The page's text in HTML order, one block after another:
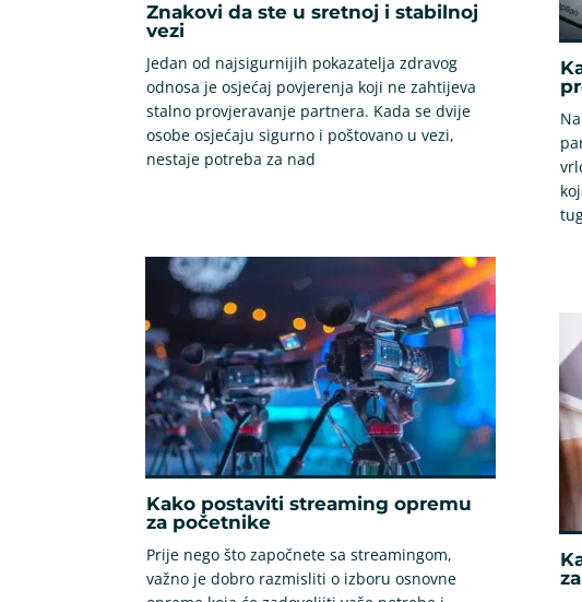
Znakovi da ste u sretnoj i stabilnoj
vezi
Jedan od najsigurnijih pokazatelja zdravog
odnosa je osjećaj povjerenja koji ne zahtijeva
stalno provjeravanje partnera. Kada se dvije
osobe osjećaju sigurno i poštovano u vezi,
nestaje potreba za nad
Kako postaviti streaming opremu
za početnike
Prije nego što započnete sa streamingom,
važno je dobro razmisliti o izboru osnovne